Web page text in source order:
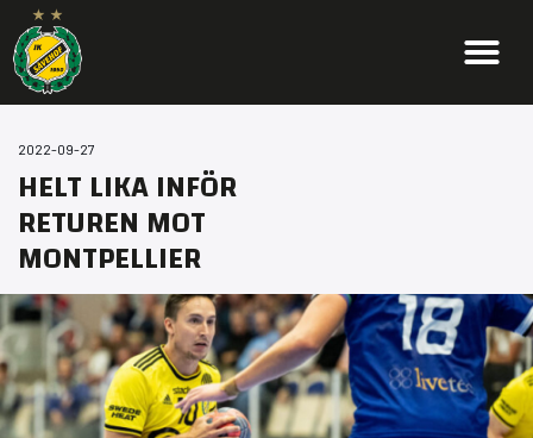
2022-09-27
HELT LIKA INFÖR
RETUREN MOT
MONTPELLIER